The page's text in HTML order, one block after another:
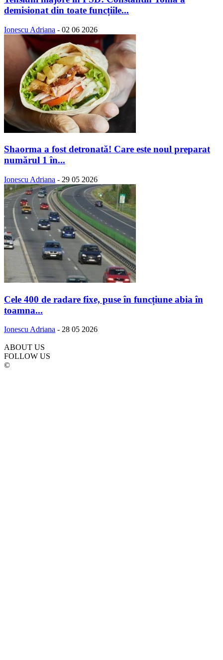
demisionat din toate funcțiile...
Ionescu Adriana - 02 06 2026
Shaorma a fost detronată! Care este noul preparat
numărul 1 în...
Ionescu Adriana - 29 05 2026
Cele 400 de radare fixe, puse în funcțiune abia în
toamna...
Ionescu Adriana - 28 05 2026
ABOUT US
FOLLOW US
©